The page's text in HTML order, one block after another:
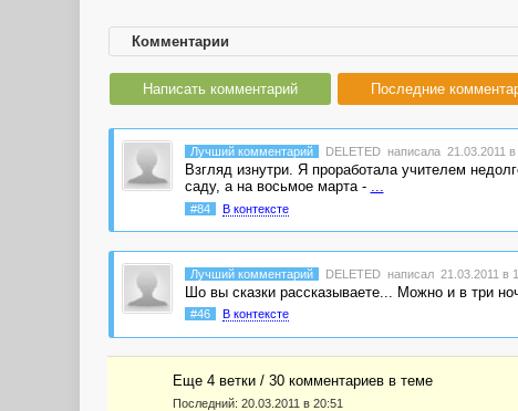
Комментарии
Написать комментарий Последние
Лучший комментарий DELETED написала 21.03.2011 в
Взгляд изнутри. Я проработала учителем
саду, а на восьмое марта - ...
#84 В контексте
Лучший комментарий DELETED написал 21.03.2011 в
Шо вы сказки рассказываете... Можно и в три
#46 В контексте
Еще 4 ветки / 30 комментариев в темe
Последний: 20.03.2011 в 20:51